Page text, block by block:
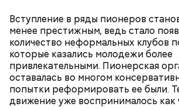
Вступление в ряды пионеров
менее престижным, ведь стало
количество неформальных клубов
которые казались молодежи более
привлекательными. Пионерская
оставалась во многом
попытки реформировать ее были.
движение уже воспринималось как